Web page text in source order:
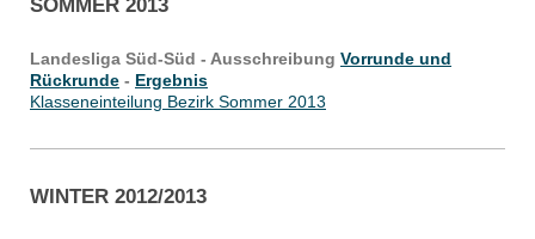
SOMMER 2013
Landesliga Süd-Süd - Ausschreibung Vorrunde und
Rückrunde - Ergebnis
Klasseneinteilung Bezirk Sommer 2013
WINTER 2012/2013